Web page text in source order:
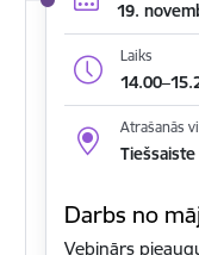
19.
Laiks
Atrašanās
Tiešsaiste
Darbs no
Vebinārs